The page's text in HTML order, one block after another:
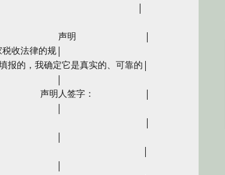
　　　　　　　　　　　　　　│
　　　　　 声明　　　　　　　 │
收法律的规│
报的，我确定它是真实的、可靠的│
　　　　　│
　　　 声明人签字：　　　　　 │
　　　　　│
　　　　　　　　　　　　　　　│
　　　　　│
　　　　　　　　　　　　　　　│
　　　　　│